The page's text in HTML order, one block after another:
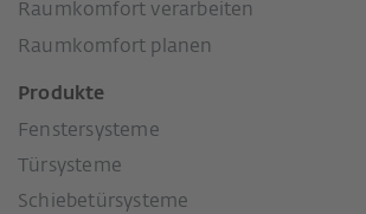
Raumkomfort verarbeiten
Raumkomfort planen
Produkte
Fenstersysteme
Türsysteme
Schiebetürsysteme